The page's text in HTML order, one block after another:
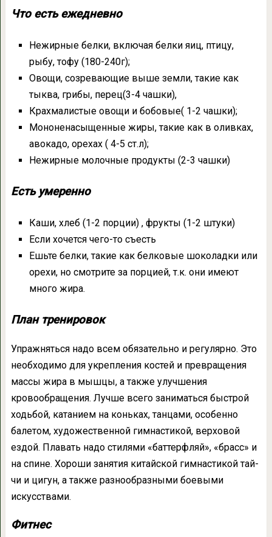
Что есть ежедневно
Нежирные белки, включая белки яиц, птицу,
рыбу, тофу (180-240г);
Овощи, созревающие выше земли, такие как
тыква, грибы, перец(3-4 чашки),
Крахмалистые овощи и бобовые( 1-2 чашки);
Мононенасыщенные жиры, такие как в оливках,
авокадо, орехах ( 4-5 ст.л);
Нежирные молочные продукты (2-3 чашки)
Есть умеренно
Каши, хлеб (1-2 порции) , фрукты (1-2 штуки)
Если хочется чего-то съесть
Ешьте белки, такие как белковые шоколадки или
орехи, но смотрите за порцией, т.к. они имеют
много жира.
План тренировок
Упражняться надо всем обязательно и регулярно. Это
необходимо для укрепления костей и превращения
массы жира в мышцы, а также улучшения
кровообращения. Лучше всего заниматься быстрой
ходьбой, катанием на коньках, танцами, особенно
балетом, художественной гимнастикой, верховой
ездой. Плавать надо стилями «баттерфляй», «брасс» и
на спине. Хороши занятия китайской гимнастикой тай-
чи и цигун, а также разнообразными боевыми
искусствами.
Фитнес